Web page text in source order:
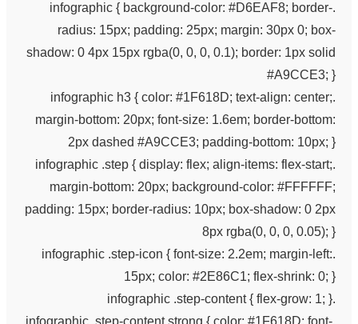
.infographic { background-color: #D6EAF8; border-
radius: 15px; padding: 25px; margin: 30px 0; box-
shadow: 0 4px 15px rgba(0, 0, 0, 0.1); border: 1px solid
#A9CCE3; }
.infographic h3 { color: #1F618D; text-align: center;
margin-bottom: 20px; font-size: 1.6em; border-bottom:
2px dashed #A9CCE3; padding-bottom: 10px; }
.infographic .step { display: flex; align-items: flex-start;
margin-bottom: 20px; background-color: #FFFFFF;
padding: 15px; border-radius: 10px; box-shadow: 0 2px
8px rgba(0, 0, 0, 0.05); }
.infographic .step-icon { font-size: 2.2em; margin-left:
15px; color: #2E86C1; flex-shrink: 0; }
.infographic .step-content { flex-grow: 1; }